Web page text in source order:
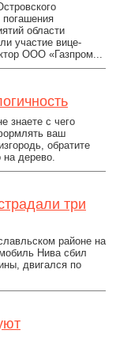
области
участие вице-
ООО «Газпром...
знаете с чего
ваш
обратите
дерево.
три
районе на
Нива сбил
двигался по